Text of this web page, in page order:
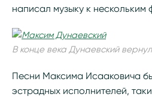
написал музыку к нескольким
В конце века Дунаевский
Песни Максима Исааковича
эстрадных исполнителей,